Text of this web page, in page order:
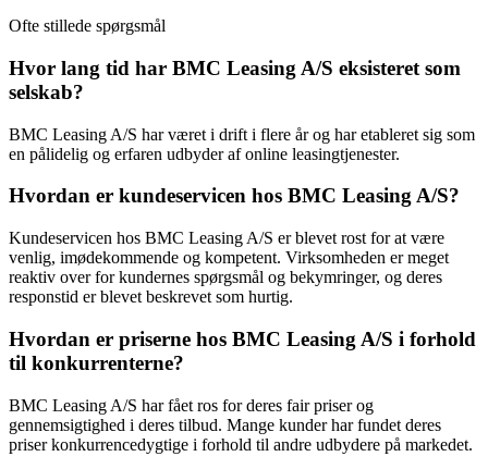
Ofte stillede spørgsmål
Hvor lang tid har BMC Leasing A/S eksisteret som
selskab?
BMC Leasing A/S har været i drift i flere år og har etableret sig som
en pålidelig og erfaren udbyder af online leasingtjenester.
Hvordan er kundeservicen hos BMC Leasing A/S?
Kundeservicen hos BMC Leasing A/S er blevet rost for at være
venlig, imødekommende og kompetent. Virksomheden er meget
reaktiv over for kundernes spørgsmål og bekymringer, og deres
responstid er blevet beskrevet som hurtig.
Hvordan er priserne hos BMC Leasing A/S i forhold
til konkurrenterne?
BMC Leasing A/S har fået ros for deres fair priser og
gennemsigtighed i deres tilbud. Mange kunder har fundet deres
priser konkurrencedygtige i forhold til andre udbydere på markedet.